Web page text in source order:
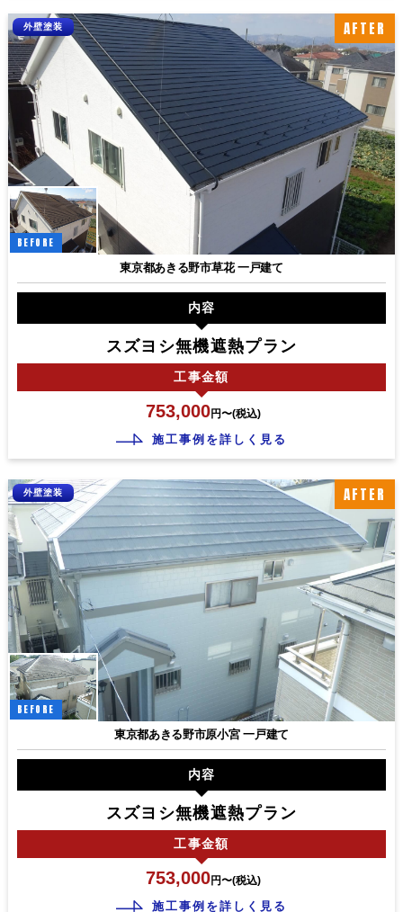
AFTER
BEFORE
外壁塗装
東京都あきる野市草花 一戸建て
内容
スズヨシ無機遮熱プラン
工事金額
753,000円〜(税込)
施工事例を詳しく見る
AFTER
BEFORE
外壁塗装
東京都あきる野市原小宮 一戸建て
内容
スズヨシ無機遮熱プラン
工事金額
753,000円〜(税込)
施工事例を詳しく見る